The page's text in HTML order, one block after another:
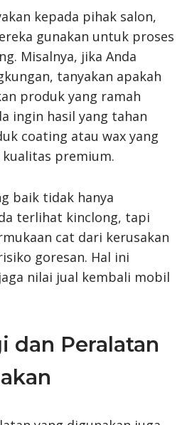
kepada pihak salon,
gunakan untuk proses
Misalnya, jika Anda
tanyakan apakah
produk yang ramah
ingin hasil yang tahan
coating atau wax yang
premium.
baik tidak hanya
terlihat kinclong, tapi
cat dari kerusakan
goresan. Hal ini
nilai jual kembali mobil
dan Peralatan